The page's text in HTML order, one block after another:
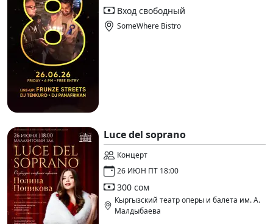
Вход свободный
SomeWhere Bistro
Luce del soprano
Концерт
26 ИЮН ПТ 18:00
300 сом
Кыргызский театр оперы и балета им. А.
Малдыбаева